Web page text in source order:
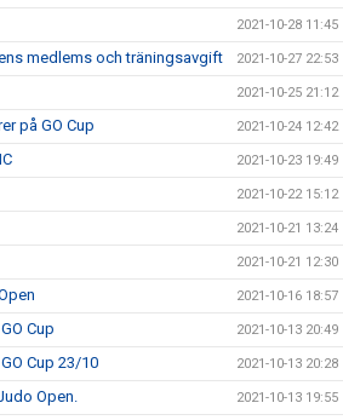
2021-10-28 11:45
medlems och träningsavgift 2021-10-27 22:53
2021-10-25 21:12
på GO Cup 2021-10-24 12:42
2021-10-23 19:49
2021-10-22 15:12
2021-10-21 13:24
2021-10-21 12:30
2021-10-16 18:57
Cup 2021-10-13 20:49
Cup 23/10 2021-10-13 20:28
Open. 2021-10-13 19:55